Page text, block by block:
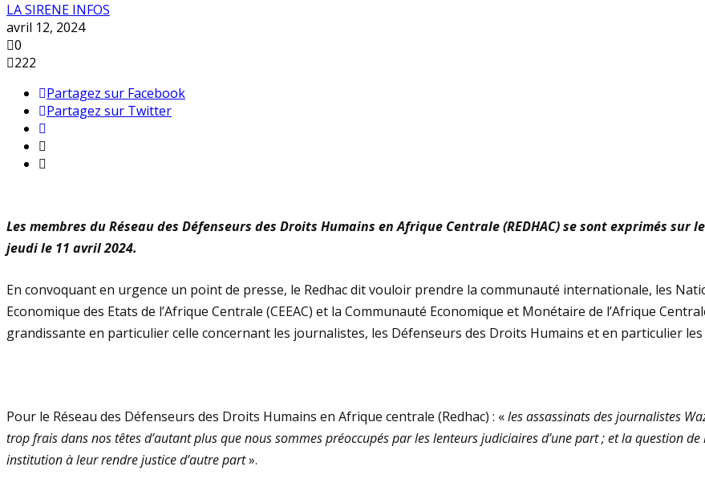
LA SIRENE INFOS
avril 12, 2024
0
222
Partagez sur Facebook
Partagez sur Twitter
Les membres du Réseau des Défenseurs des Droits Humains en Afrique Centrale (REDHAC) se sont exprimés sur
jeudi le 11 avril 2024.
En convoquant en urgence un point de presse, le Redhac dit vouloir prendre la communauté internationale, les
Economique des Etats de l’Afrique Centrale (CEEAC) et la Communauté Economique et Monétaire de l’Afrique
grandissante en particulier celle concernant les journalistes, les Défenseurs des Droits Humains et en particulier les
Pour le Réseau des Défenseurs des Droits Humains en Afrique centrale (Redhac) : «les assassinats des journalistes
trop frais dans nos têtes d’autant plus que nous sommes préoccupés par les lenteurs judiciaires d’une part ; et la question de
institution à leur rendre justice d’autre part».